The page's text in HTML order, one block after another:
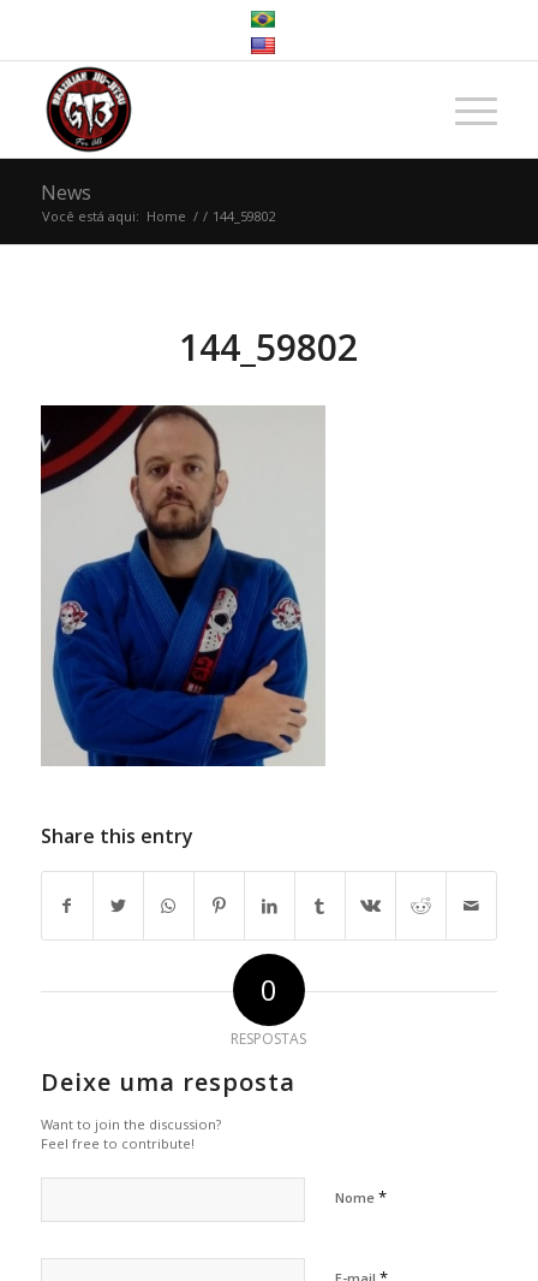
News
Você está aqui: Home / / 144_59802
144_59802
Share this entry
0
RESPOSTAS
Deixe uma resposta
Want to join the discussion?
Feel free to contribute!
Nome *